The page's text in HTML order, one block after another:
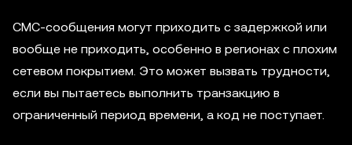
СМС-сообщения могут приходить с задержкой или
вообще не приходить, особенно в регионах с плохим
сетевом покрытием. Это может вызвать трудности,
если вы пытаетесь выполнить транзакцию в
ограниченный период времени, а код не поступает.